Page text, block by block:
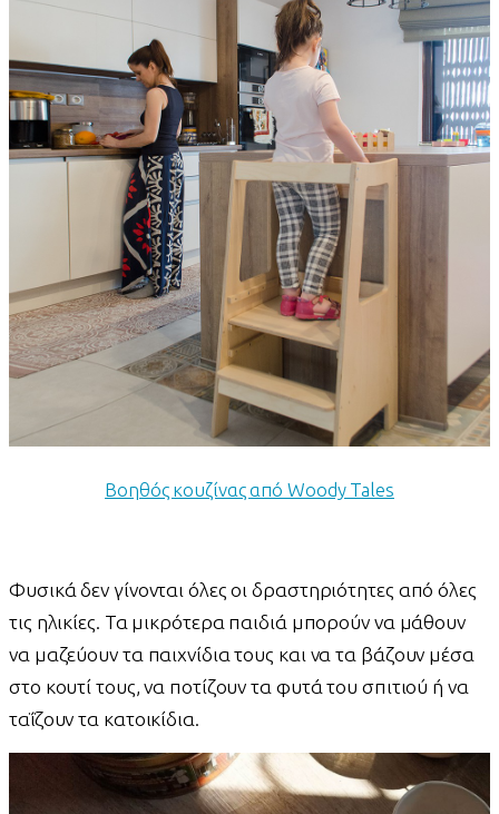
Βοηθός κουζίνας από Woody Tales
Φυσικά δεν γίνονται όλες οι δραστηριότητες από όλες
τις ηλικίες. Τα μικρότερα παιδιά μπορούν να μάθουν
να μαζεύουν τα παιχνίδια τους και να τα βάζουν μέσα
στο κουτί τους, να ποτίζουν τα φυτά του σπιτιού ή να
ταΐζουν τα κατοικίδια.